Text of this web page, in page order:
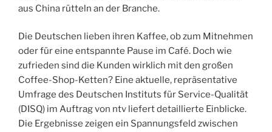
aus China rütteln an der Branche.
Die Deutschen lieben ihren Kaffee, ob zum Mitnehmen
oder für eine entspannte Pause im Café. Doch wie
zufrieden sind die Kunden wirklich mit den großen
Coffee-Shop-Ketten? Eine aktuelle, repräsentative
Umfrage des Deutschen Instituts für Service-Qualität
(DISQ) im Auftrag von ntv liefert detaillierte Einblicke.
Die Ergebnisse zeigen ein Spannungsfeld zwischen